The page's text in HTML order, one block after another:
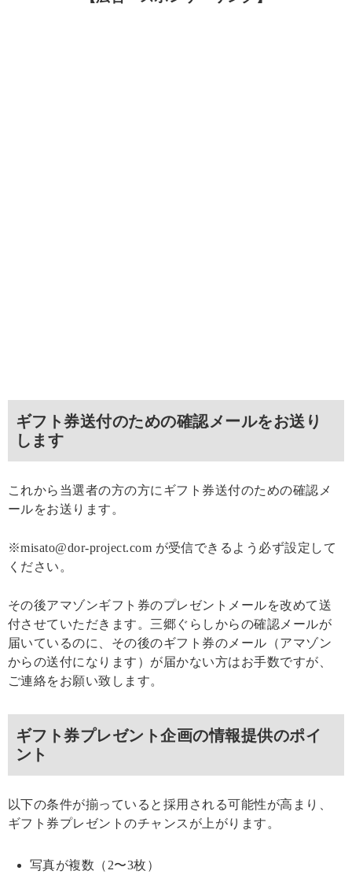
ギフト券送付のための確認メールをお送り
します
これから当選者の方の方にギフト券送付のための確認メ
ールをお送ります。
※misato@dor-project.com が受信できるよう必ず設定して
ください。
その後アマゾンギフト券のプレゼントメールを改めて送
付させていただきます。三郷ぐらしからの確認メールが
届いているのに、その後のギフト券のメール（アマゾン
からの送付になります）が届かない方はお手数ですが、
ご連絡をお願い致します。
ギフト券プレゼント企画の情報提供のポイ
ント
以下の条件が揃っていると採用される可能性が高まり、
ギフト券プレゼントのチャンスが上がります。
写真が複数（2〜3枚）